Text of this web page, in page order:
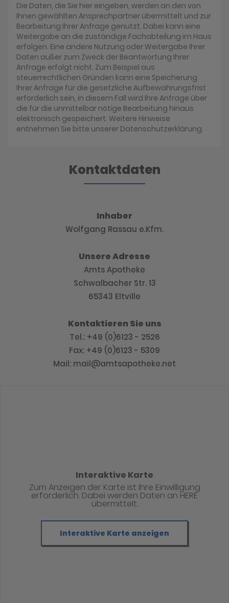
Die Daten, die Sie hier eingeben, werden an den von
Ihnen gewählten Ansprechpartner übermittelt und zur
Bearbeitung Ihrer Anfrage genutzt. Dabei kann eine
Weitergabe an die zuständige Fachabteilung im Haus
erfolgen. Eine andere Nutzung oder Weitergabe Ihrer
Daten außer zum Zweck der Beantwortung Ihrer
Anfrage erfolgt nicht. Zum Beispiel aus
steuerrechtlichen Gründen kann eine Speicherung
Ihrer Anfrage für die gesetzliche Aufbewahrungsfrist
erforderlich sein, in diesem Fall wird Ihre Anfrage über
die für die unmittelbar nötige Bearbeitung hinaus
elektronisch gespeichert. Weitere Hinweise
entnehmen Sie bitte unserer Datenschutzerklärung.
Kontaktdaten
Inhaber
Wolfgang Rassau e.Kfm.
Unsere Adresse
Amts Apotheke
Schwalbacher Str. 13
65343 Eltville
Kontaktieren Sie uns
Tel.: +49 (0)6123 - 2526
Fax: +49 (0)6123 - 5309
Mail: mail@amtsapotheke.net
Interaktive Karte
Zum Anzeigen der Karte ist Ihre Einwilligung
erforderlich. Dabei werden Daten an HERE
übermittelt.
Interaktive Karte anzeigen